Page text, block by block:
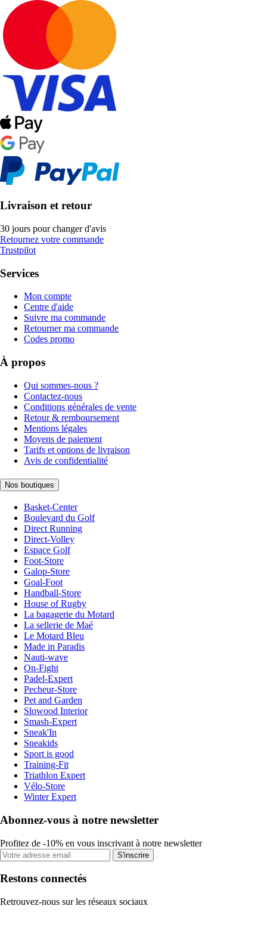
Livraison et retour
30 jours pour changer d'avis
Retournez votre commande
Trustpilot
Services
Mon compte
Centre d'aide
Suivre ma commande
Retourner ma commande
Codes promo
À propos
Qui sommes-nous ?
Contactez-nous
Conditions générales de vente
Retour & remboursement
Mentions légales
Moyens de paiement
Tarifs et options de livraison
Avis de confidentialité
Nos boutiques
Basket-Center
Boulevard du Golf
Direct Running
Direct-Volley
Espace Golf
Foot-Store
Galop-Store
Goal-Foot
Handball-Store
House of Rugby
La bagagerie du Motard
La sellerie de Maé
Le Motard Bleu
Made in Paradis
Nauti-wave
On-Fight
Padel-Expert
Pecheur-Store
Pet and Garden
Slowood Interior
Smash-Expert
Sneak'In
Sneakids
Sport is good
Training-Fit
Triathlon Expert
Vélo-Store
Winter Expert
Abonnez-vous à notre newsletter
Profitez de -10% en vous inscrivant à notre newsletter
S'inscrire
Restons connectés
Retrouvez-nous sur les réseaux sociaux